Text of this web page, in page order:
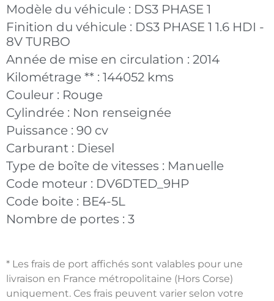
Modèle du véhicule : DS3 PHASE 1
Finition du véhicule : DS3 PHASE 1 1.6 HDI -
8V TURBO
Année de mise en circulation : 2014
Kilométrage ** : 144052 kms
Couleur : Rouge
Cylindrée : Non renseignée
Puissance : 90 cv
Carburant : Diesel
Type de boîte de vitesses : Manuelle
Code moteur : DV6DTED_9HP
Code boite : BE4-5L
Nombre de portes : 3
* Les frais de port affichés sont valables pour une
livraison en France métropolitaine (Hors Corse)
uniquement. Ces frais peuvent varier selon votre